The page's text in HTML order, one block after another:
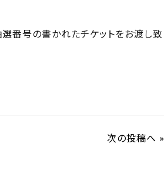
番号の書かれたチケットをお渡し致
次の投稿へ »